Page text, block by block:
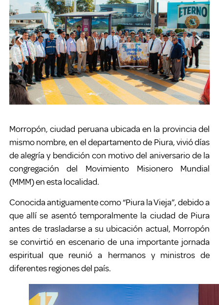
Morropón, ciudad peruana ubicada en la provincia del
mismo nombre, en el departamento de Piura, vivió días
de alegría y bendición con motivo del aniversario de la
congregación del Movimiento Misionero Mundial
(MMM) en esta localidad.
Conocida antiguamente como “Piura la Vieja”, debido a
que allí se asentó temporalmente la ciudad de Piura
antes de trasladarse a su ubicación actual, Morropón
se convirtió en escenario de una importante jornada
espiritual que reunió a hermanos y ministros de
diferentes regiones del país.